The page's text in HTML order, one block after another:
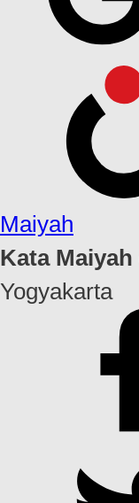
Maiyah
Kata Maiyah
Yogyakarta